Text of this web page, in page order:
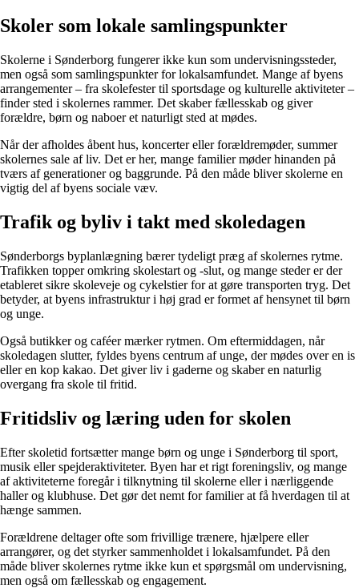
Skoler som lokale samlingspunkter
Skolerne i Sønderborg fungerer ikke kun som undervisningssteder,
men også som samlingspunkter for lokalsamfundet. Mange af byens
arrangementer – fra skolefester til sportsdage og kulturelle aktiviteter –
finder sted i skolernes rammer. Det skaber fællesskab og giver
forældre, børn og naboer et naturligt sted at mødes.
Når der afholdes åbent hus, koncerter eller forældremøder, summer
skolernes sale af liv. Det er her, mange familier møder hinanden på
tværs af generationer og baggrunde. På den måde bliver skolerne en
vigtig del af byens sociale væv.
Trafik og byliv i takt med skoledagen
Sønderborgs byplanlægning bærer tydeligt præg af skolernes rytme.
Trafikken topper omkring skolestart og -slut, og mange steder er der
etableret sikre skoleveje og cykelstier for at gøre transporten tryg. Det
betyder, at byens infrastruktur i høj grad er formet af hensynet til børn
og unge.
Også butikker og caféer mærker rytmen. Om eftermiddagen, når
skoledagen slutter, fyldes byens centrum af unge, der mødes over en is
eller en kop kakao. Det giver liv i gaderne og skaber en naturlig
overgang fra skole til fritid.
Fritidsliv og læring uden for skolen
Efter skoletid fortsætter mange børn og unge i Sønderborg til sport,
musik eller spejderaktiviteter. Byen har et rigt foreningsliv, og mange
af aktiviteterne foregår i tilknytning til skolerne eller i nærliggende
haller og klubhuse. Det gør det nemt for familier at få hverdagen til at
hænge sammen.
Forældrene deltager ofte som frivillige trænere, hjælpere eller
arrangører, og det styrker sammenholdet i lokalsamfundet. På den
måde bliver skolernes rytme ikke kun et spørgsmål om undervisning,
men også om fællesskab og engagement.